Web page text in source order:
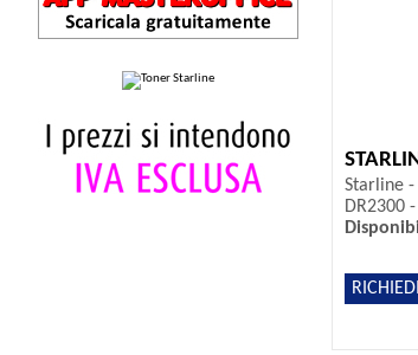
Starline
DR2300